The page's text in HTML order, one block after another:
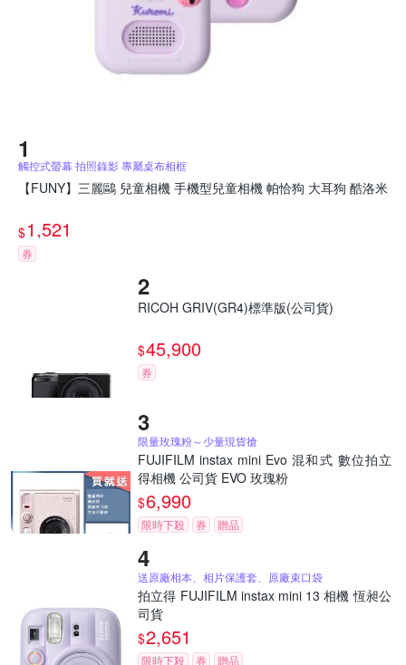
觸控式螢幕 拍照錄影 專屬桌布相框
【FUNY】三麗鷗 兒童相機 手機型兒童相機 帕恰狗 大耳狗 酷洛米
$1,521
券
RICOH GRIV(GR4)標準版(公司貨)
$45,900
券
限量玫瑰粉～少量現貨搶
FUJIFILM instax mini Evo 混和式 數位拍立
得相機 公司貨 EVO 玫瑰粉
$6,990
限時下殺 券 贈品
送原廠相本、相片保護套、原廠束口袋
拍立得 FUJIFILM instax mini 13 相機 恆昶公
司貨
$2,651
限時下殺 券 贈品